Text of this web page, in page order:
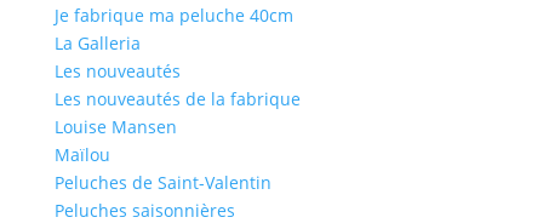
Je fabrique ma peluche 40cm
La Galleria
Les nouveautés
Les nouveautés de la fabrique
Louise Mansen
Maïlou
Peluches de Saint-Valentin
Peluches saisonnières